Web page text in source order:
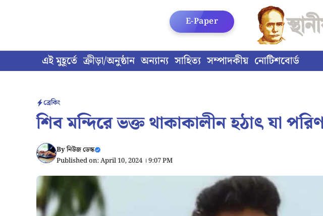
এই মুহূর্তে ক্রীড়া/অনুষ্ঠান অন্যান্য সাহিত্য সম্পাদকীয় নোটিশবোর্ড
E-Paper
ব্রেকিং
শিব মন্দিরে ভক্ত থাকাকালীন হঠাৎ যা
Byনিউজ ডেস্ক
Published on: April 10, 2024 । 9:07 PM